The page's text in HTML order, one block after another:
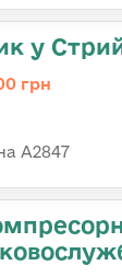
у
грн
А2847